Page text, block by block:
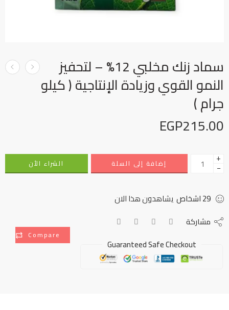
سماد زنك مخلبي 12% – لتحفيز
النمو القوي وزيادة الإنتاجية ( كيلو
جرام )
EGP215.00
+
− إضافة إلى السلة الشراء الأن
29اشخاص يشاهدون هذا الان
Compare
مشاركة
Guaranteed Safe Checkout